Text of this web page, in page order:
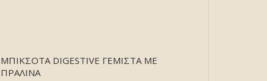
ΜΠΙΚΣΟΤΑ DIGESTIVE ΓΕΜΙΣΤΑ ΜΕ
ΠΡΑΛΙΝΑ